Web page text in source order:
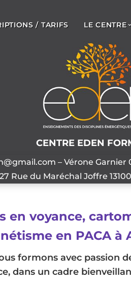
/ TARIFS LE CENTRE
CENTRE EDEN
– Vérone Garnier
27 Rue du Maréchal Joffre
en voyance,
en PACA à
formons avec passion
dans un cadre